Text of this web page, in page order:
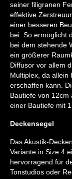
seiner filigranen
effektive
einer besseren
bei. So ermöglicht
bei dem stehende
ein größerer
Diffusor vor allem
Multiplex, da allein
erschaffen kann.
Bautiefe von
einer Bautiefe mit
Deckensegel
Das Akustik-
Variante in Size 4
hervorragend für
Tonstudios oder